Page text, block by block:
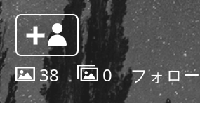
38 0 フォロ